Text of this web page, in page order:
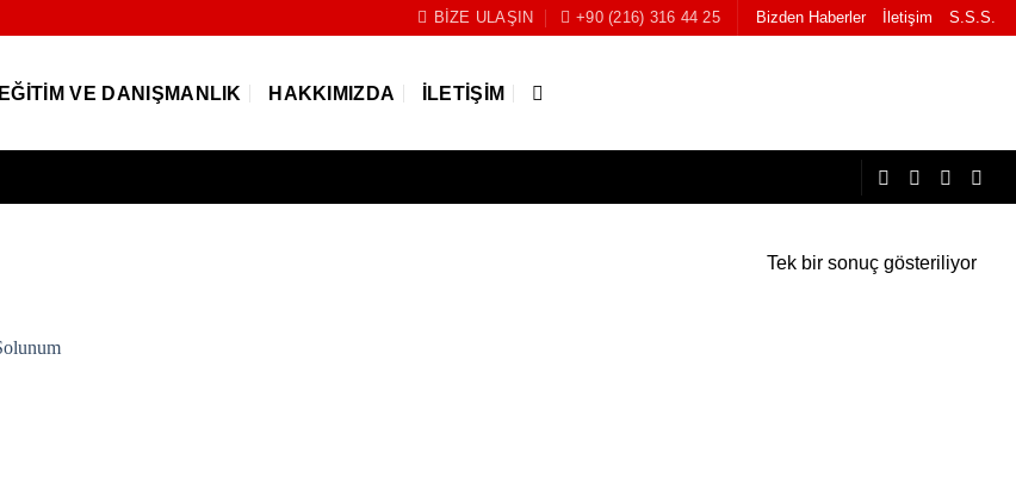
BIZE ULAŞIN +90 (216) 316 44 25 Bizden Haberler İletişim S.S.S.
EĞITIM VE DANIŞMANLIK HAKKIMIZDA İLETIŞIM
Tek bir sonuç gösteriliyor